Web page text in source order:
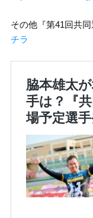
その他『第41回共
チラ